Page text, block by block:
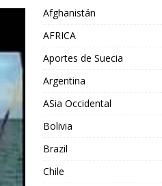
Afghanistán
AFRICA
Aportes de Suecia
Argentina
ASia Occidental
Bolivia
Brazil
Chile